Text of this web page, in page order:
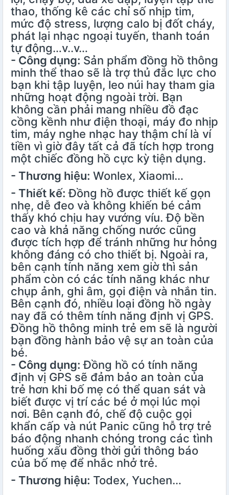
thao, thống kê các chỉ số nhịp tim,
mức độ stress, lượng calo bị đốt cháy,
phát lại nhạc ngoại tuyến, thanh toán
tự động…v..v…
- Công dụng: Sản phẩm đồng hồ thông
minh thể thao sẽ là trợ thủ đắc lực cho
bạn khi tập luyện, leo núi hay tham gia
những hoạt động ngoài trời. Bạn
không cần phải mang nhiều đồ đạc
cồng kềnh như điện thoại, máy đo nhịp
tim, máy nghe nhạc hay thậm chí là ví
tiền vì giờ đây tất cả đã tích hợp trong
một chiếc đồng hồ cực kỳ tiện dụng.
- Thương hiệu: Wonlex, Xiaomi…
- Thiết kế: Đồng hồ được thiết kế gọn
nhẹ, dễ đeo và không khiến bé cảm
thấy khó chịu hay vướng víu. Độ bền
cao và khả năng chống nước cũng
được tích hợp để tránh những hư hỏng
không đáng có cho thiết bị. Ngoài ra,
bên cạnh tính năng xem giờ thì sản
phẩm còn có các tính năng khác như
chụp ảnh, ghi âm, gọi điện và nhắn tin.
Bên cạnh đó, nhiều loại đồng hồ ngày
nay đã có thêm tính năng định vị GPS.
Đồng hồ thông minh trẻ em sẽ là người
bạn đồng hành bảo vệ sự an toàn của
bé.
- Công dụng: Đồng hồ có tính năng
định vị GPS sẽ đảm bảo an toàn của
trẻ hơn khi bố mẹ có thể quan sát và
biết được vị trí các bé ở mọi lúc mọi
nơi. Bên cạnh đó, chế độ cuộc gọi
khẩn cấp và nút Panic cũng hỗ trợ trẻ
báo động nhanh chóng trong các tình
huống xấu đồng thời gửi thông báo
của bố mẹ để nhắc nhở trẻ.
- Thương hiệu: Todex, Yuchen…